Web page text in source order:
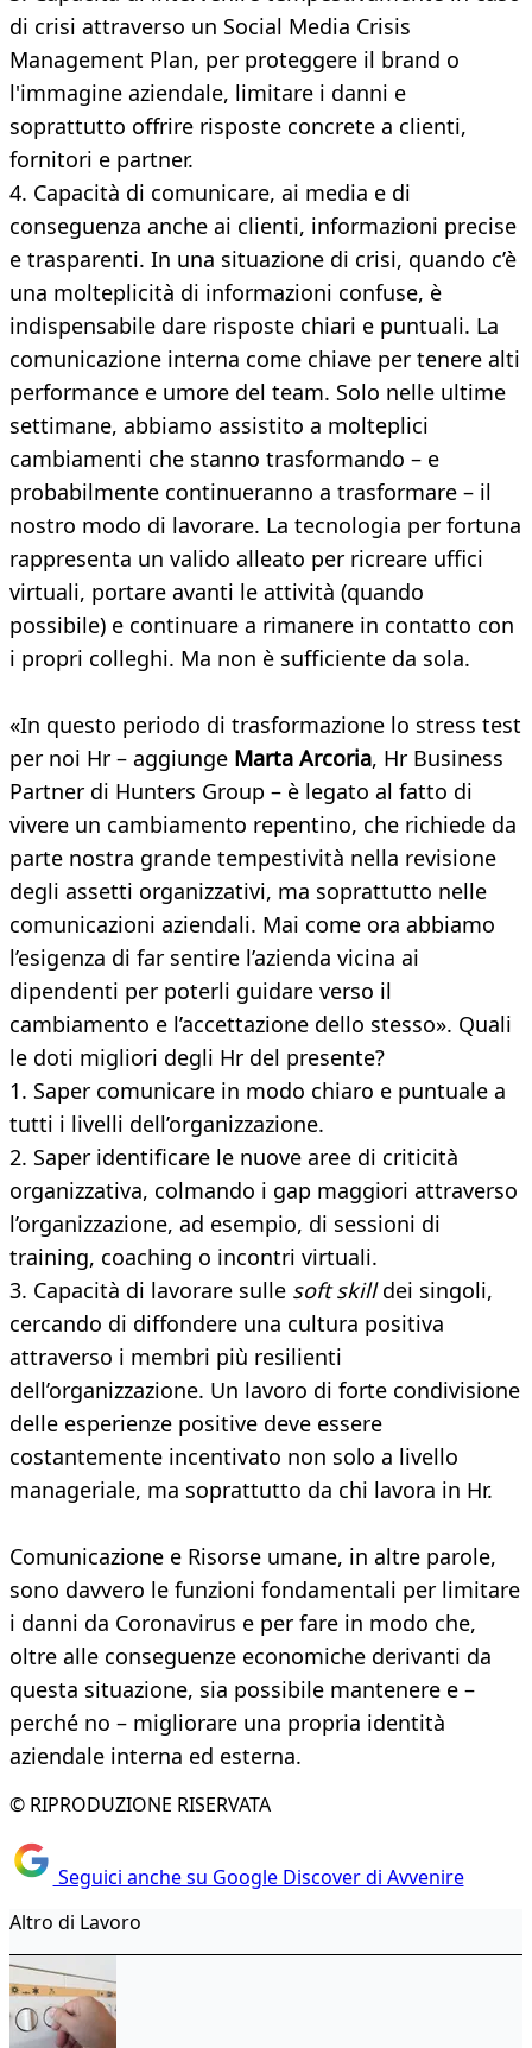
di crisi attraverso un Social Media Crisis
Management Plan, per proteggere il brand o
l'immagine aziendale, limitare i danni e
soprattutto offrire risposte concrete a clienti,
fornitori e partner.
4. Capacità di comunicare, ai media e di
conseguenza anche ai clienti, informazioni precise
e trasparenti. In una situazione di crisi, quando c’è
una molteplicità di informazioni confuse, è
indispensabile dare risposte chiari e puntuali. La
comunicazione interna come chiave per tenere alti
performance e umore del team. Solo nelle ultime
settimane, abbiamo assistito a molteplici
cambiamenti che stanno trasformando – e
probabilmente continueranno a trasformare – il
nostro modo di lavorare. La tecnologia per fortuna
rappresenta un valido alleato per ricreare uffici
virtuali, portare avanti le attività (quando
possibile) e continuare a rimanere in contatto con
i propri colleghi. Ma non è sufficiente da sola.
«In questo periodo di trasformazione lo stress test
per noi Hr – aggiunge Marta Arcoria, Hr Business
Partner di Hunters Group – è legato al fatto di
vivere un cambiamento repentino, che richiede da
parte nostra grande tempestività nella revisione
degli assetti organizzativi, ma soprattutto nelle
comunicazioni aziendali. Mai come ora abbiamo
l’esigenza di far sentire l’azienda vicina ai
dipendenti per poterli guidare verso il
cambiamento e l’accettazione dello stesso». Quali
le doti migliori degli Hr del presente?
1. Saper comunicare in modo chiaro e puntuale a
tutti i livelli dell’organizzazione.
2. Saper identificare le nuove aree di criticità
organizzativa, colmando i gap maggiori attraverso
l’organizzazione, ad esempio, di sessioni di
training, coaching o incontri virtuali.
3. Capacità di lavorare sulle soft skilldei singoli,
cercando di diffondere una cultura positiva
attraverso i membri più resilienti
dell’organizzazione. Un lavoro di forte condivisione
delle esperienze positive deve essere
costantemente incentivato non solo a livello
manageriale, ma soprattutto da chi lavora in Hr.
Comunicazione e Risorse umane, in altre parole,
sono davvero le funzioni fondamentali per limitare
i danni da Coronavirus e per fare in modo che,
oltre alle conseguenze economiche derivanti da
questa situazione, sia possibile mantenere e –
perché no – migliorare una propria identità
aziendale interna ed esterna.
© RIPRODUZIONE RISERVATA
Seguici anche su Google Discover di Avvenire
Altro di Lavoro